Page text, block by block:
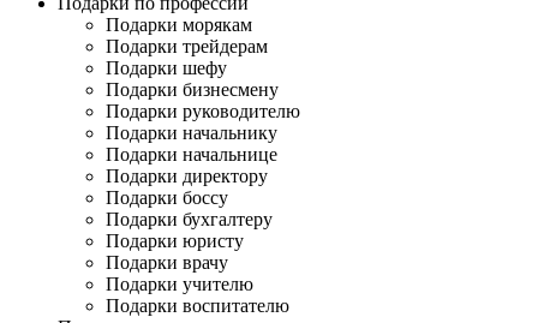
Подарки морякам
Подарки трейдерам
Подарки шефу
Подарки бизнесмену
Подарки руководителю
Подарки начальнику
Подарки начальнице
Подарки директору
Подарки боссу
Подарки бухгалтеру
Подарки юристу
Подарки врачу
Подарки учителю
Подарки воспитателю